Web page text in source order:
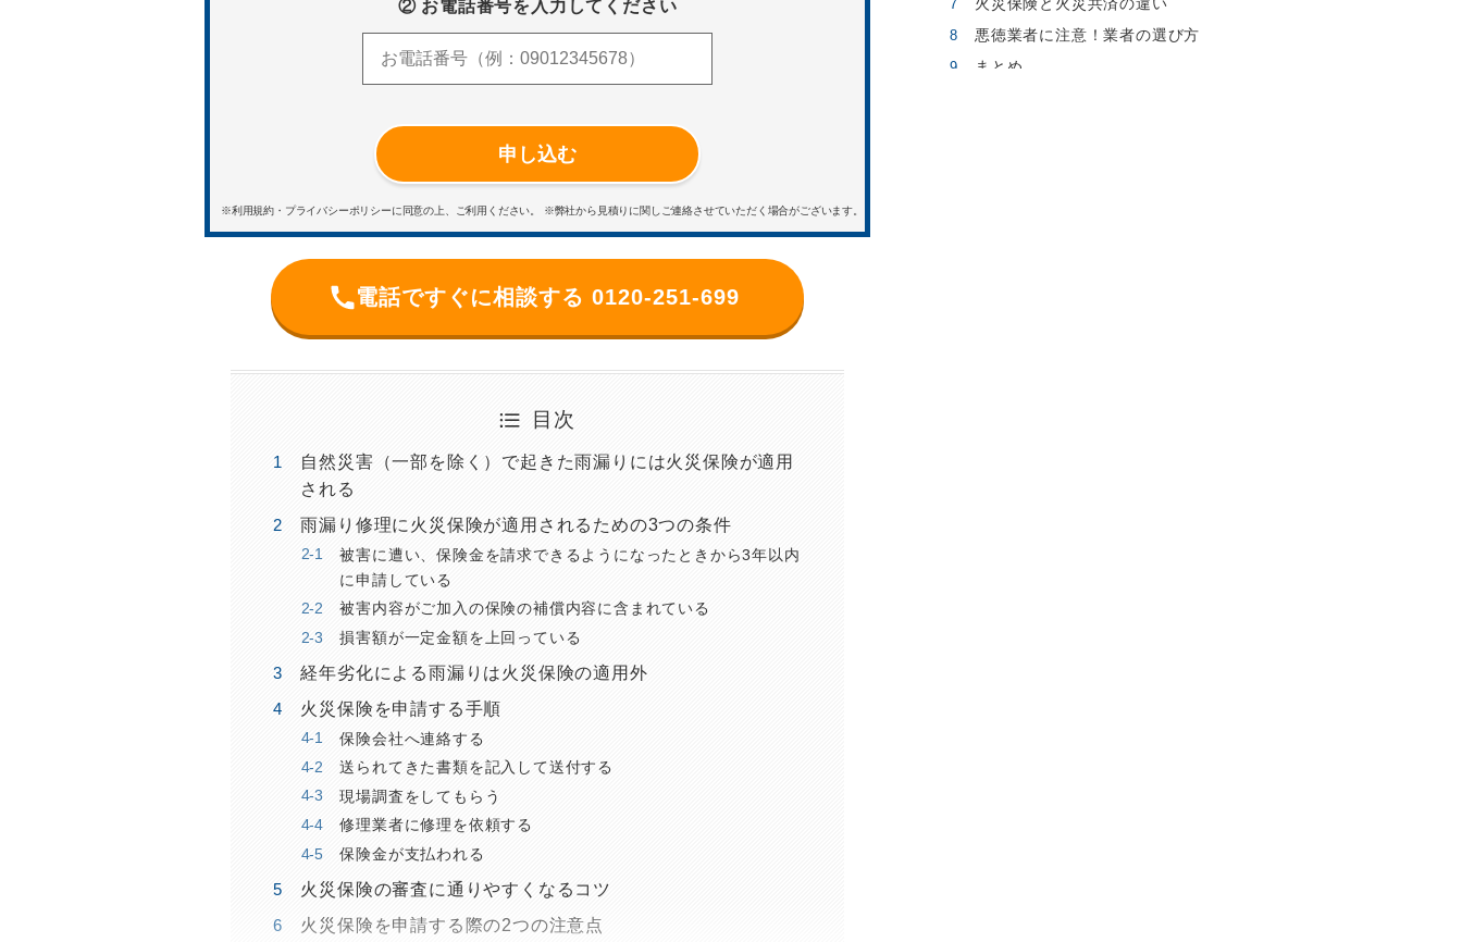
② お電話番号を入力してください
申し込む
※利用規約・プライバシーポリシーに同意の上、ご利用ください。 ※弊社から見積りに関しご連絡させていただく場合がございます。
電話ですぐに相談する 0120-251-699
目次
自然災害（一部を除く）で起きた雨漏りには火災保険が適用
される
雨漏り修理に火災保険が適用されるための3つの条件
被害に遭い、保険金を請求できるようになったときから3年以内
に申請している
被害内容がご加入の保険の補償内容に含まれている
損害額が一定金額を上回っている
経年劣化による雨漏りは火災保険の適用外
火災保険を申請する手順
保険会社へ連絡する
送られてきた書類を記入して送付する
現場調査をしてもらう
修理業者に修理を依頼する
保険金が支払われる
火災保険の審査に通りやすくなるコツ
火災保険を申請する際の2つの注意点
火災保険と火災共済の違い
悪徳業者に注意！業者の選び方
まとめ